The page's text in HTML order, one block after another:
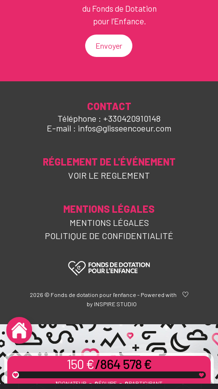
150 €/864 578 €
1DONATEUR - 0ÉQUIPE - 0PARTICIPANT
du Fonds de Dotation
pour l’Enfance.
Envoyer
CONTACT
Téléphone : +330420910148
E-mail : infos@glisseencoeur.com
RÉGLEMENT DE L'ÉVÉNEMENT
VOIR LE REGLEMENT
MENTIONS LÉGALES
MENTIONS LÉGALES
POLITIQUE DE CONFIDENTIALITÉ
2026 © Fonds de dotation pour l'enfance - Powered with
by INSPIRE STUDIO